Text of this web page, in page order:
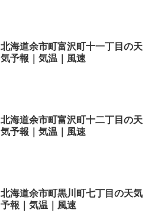
北海道余市町富沢町十一丁目の天
気予報｜気温｜風速
北海道余市町富沢町十二丁目の天
気予報｜気温｜風速
北海道余市町黒川町七丁目の天気
予報｜気温｜風速